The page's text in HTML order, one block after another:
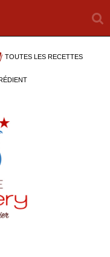
TOUTES LES RECETTES